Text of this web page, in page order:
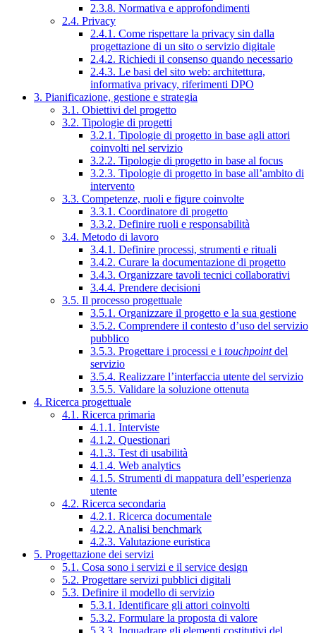
2.3.8. Normativa e approfondimenti
2.4. Privacy
2.4.1. Come rispettare la privacy sin dalla
progettazione di un sito o servizio digitale
2.4.2. Richiedi il consenso quando necessario
2.4.3. Le basi del sito web: architettura,
informativa privacy, riferimenti DPO
3. Pianificazione, gestione e strategia
3.1. Obiettivi del progetto
3.2. Tipologie di progetti
3.2.1. Tipologie di progetto in base agli attori
coinvolti nel servizio
3.2.2. Tipologie di progetto in base al focus
3.2.3. Tipologie di progetto in base all’ambito di
intervento
3.3. Competenze, ruoli e figure coinvolte
3.3.1. Coordinatore di progetto
3.3.2. Definire ruoli e responsabilità
3.4. Metodo di lavoro
3.4.1. Definire processi, strumenti e rituali
3.4.2. Curare la documentazione di progetto
3.4.3. Organizzare tavoli tecnici collaborativi
3.4.4. Prendere decisioni
3.5. Il processo progettuale
3.5.1. Organizzare il progetto e la sua gestione
3.5.2. Comprendere il contesto d’uso del servizio
pubblico
3.5.3. Progettare i processi e i touchpointdel
servizio
3.5.4. Realizzare l’interfaccia utente del servizio
3.5.5. Validare la soluzione ottenuta
4. Ricerca progettuale
4.1. Ricerca primaria
4.1.1. Interviste
4.1.2. Questionari
4.1.3. Test di usabilità
4.1.4. Web analytics
4.1.5. Strumenti di mappatura dell’esperienza
utente
4.2. Ricerca secondaria
4.2.1. Ricerca documentale
4.2.2. Analisi benchmark
4.2.3. Valutazione euristica
5. Progettazione dei servizi
5.1. Cosa sono i servizi e il service design
5.2. Progettare servizi pubblici digitali
5.3. Definire il modello di servizio
5.3.1. Identificare gli attori coinvolti
5.3.2. Formulare la proposta di valore
5.3.3. Inquadrare gli elementi costitutivi del